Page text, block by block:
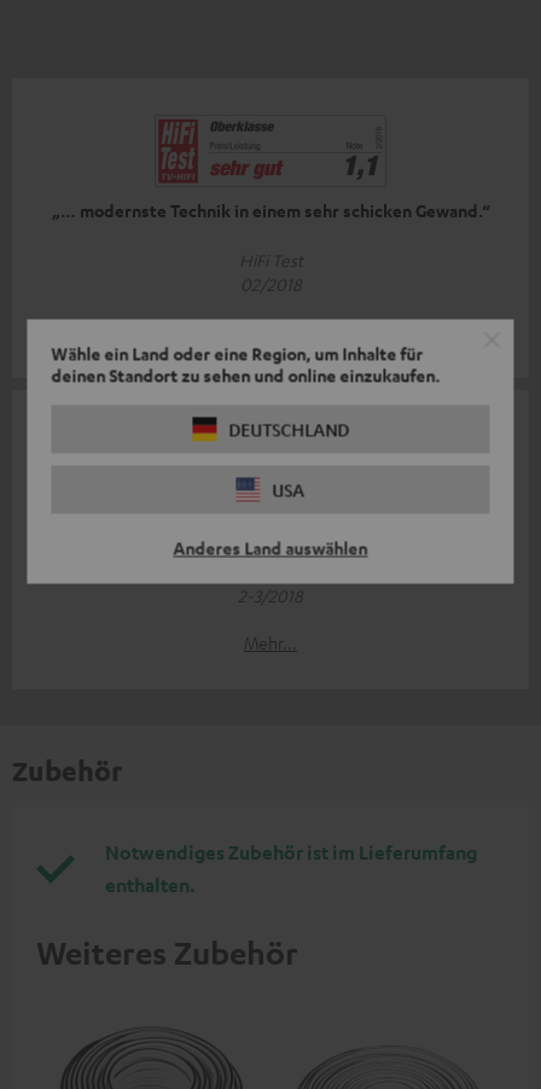
Wähle ein Land oder eine Region, um Inhalte für
deinen Standort zu sehen und online einzukaufen.
DEUTSCHLAND
USA
Anderes Land auswählen
„… modernste Technik in einem sehr schicken Gewand.“
HiFi Test
02/2018
2-3/2018
Mehr...
Zubehör
Notwendiges Zubehör ist im Lieferumfang
enthalten.
Weiteres Zubehör